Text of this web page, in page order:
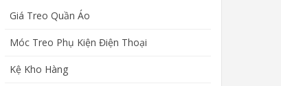
Giá Treo Quần Áo
Móc Treo Phụ Kiện Điện Thoại
Kệ Kho Hàng